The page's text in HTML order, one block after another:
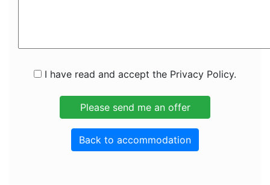
I have read and accept the Privacy Policy.
Back to accommodation